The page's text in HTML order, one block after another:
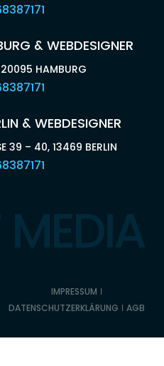
& WEBDESIGNER
HAMBURG
& WEBDESIGNER
39 – 40, 13469 BERLIN
IMPRESSUM ǀ
DATENSCHUTZERKLÄRUNG ǀ AGB